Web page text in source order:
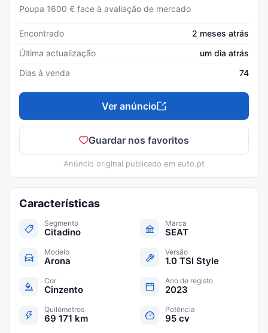
Poupa 1600 € face à avaliação de mercado
Encontrado
2 meses atrás
Última actualização
um dia atrás
Dias à venda
74
Ver anúncio
Guardar nos favoritos
Anúncio original publicado em auto.pt
Características
Segmento
Citadino
Marca
SEAT
Modelo
Arona
Versão
1.0 TSI Style
Cor
Cinzento
Ano de registo
2023
Quilómetros
69 171 km
Potência
95 cv